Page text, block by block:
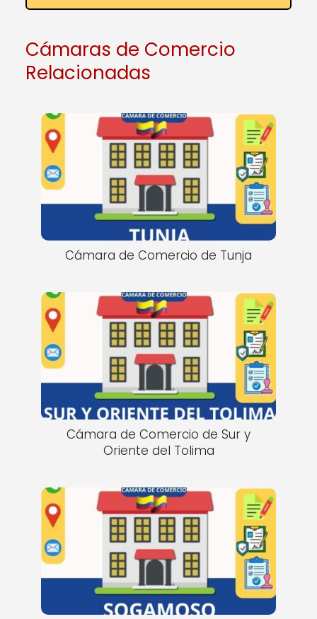
Cámaras de Comercio
Relacionadas
Cámara de Comercio de Tunja
Cámara de Comercio de Sur y
Oriente del Tolima